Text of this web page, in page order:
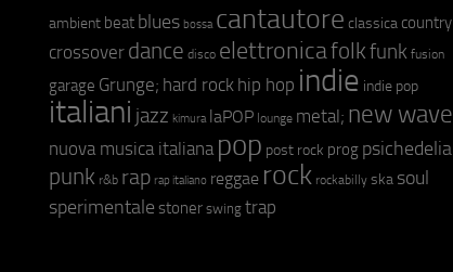
ambient beat blues bossa cantautore classica country
crossover dance disco elettronicafolkfunk fusion
garage Grunge; hard rock hip hop indie indie pop
italiani jazz kimura laPOP lounge metal; new wave
nuova musica italiana pop post rock prog psichedelia
punk r&b rap rap italiano reggae rock rockabilly ska soul
sperimentale stoner swing trap